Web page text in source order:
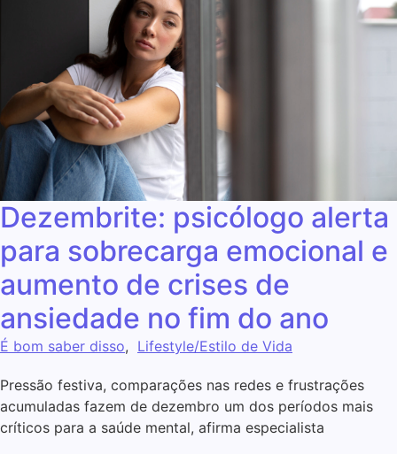
Dezembrite: psicólogo alerta
para sobrecarga emocional e
aumento de crises de
ansiedade no fim do ano
É bom saber disso, Lifestyle/Estilo de Vida
Pressão festiva, comparações nas redes e frustrações
acumuladas fazem de dezembro um dos períodos mais
críticos para a saúde mental, afirma especialista